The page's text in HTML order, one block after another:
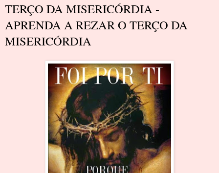
TERÇO DA MISERICÓRDIA -
APRENDA A REZAR O TERÇO DA
MISERICÓRDIA